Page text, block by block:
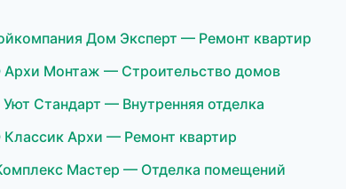
Дом Эксперт — Ремонт квартир
Монтаж — Строительство домов
Стандарт — Внутренняя отделка
Архи — Ремонт квартир
Мастер — Отделка помещений